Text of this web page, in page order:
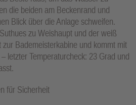
die beiden am Beckenrand und
Blick über die Anlage schweifen.
zu Weishaupt und der weiß
Bademeisterkabine und kommt mit
letzter Temperaturcheck: 23 Grad und
für Sicherheit